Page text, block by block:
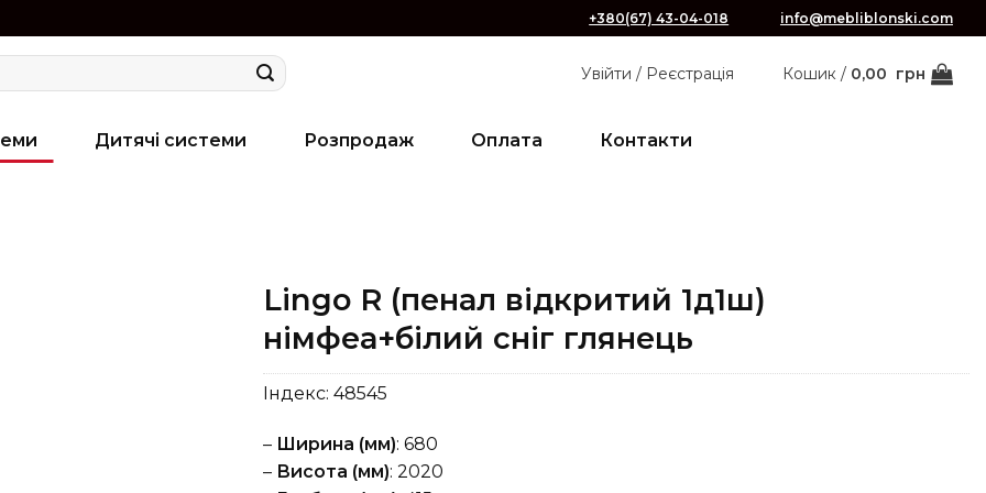
+380(67) 43-04-018 info@mebliblonski.com
Увійти / Реєстрація Кошик / 0,00 грн
Дитячі системи Розпродаж Оплата Контакти
Lingo R (пенал відкритий 1д1ш)
німфеа+білий сніг глянець
Індекс: 48545
– Ширина (мм): 680
– Висота (мм): 2020